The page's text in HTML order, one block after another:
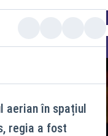
aerian în spațiul
regia a fost